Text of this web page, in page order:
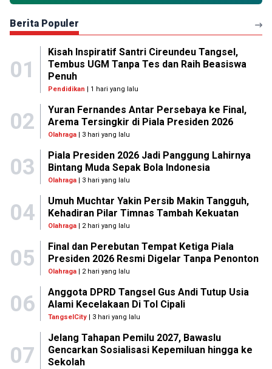
Berita Populer
01
Kisah Inspiratif Santri Cireundeu Tangsel,
Tembus UGM Tanpa Tes dan Raih Beasiswa
Penuh
Pendidikan | 1 hari yang lalu
02
Yuran Fernandes Antar Persebaya ke Final,
Arema Tersingkir di Piala Presiden 2026
Olahraga| 3 hari yang lalu
03
Piala Presiden 2026 Jadi Panggung Lahirnya
Bintang Muda Sepak Bola Indonesia
Olahraga| 3 hari yang lalu
04
Umuh Muchtar Yakin Persib Makin Tangguh,
Kehadiran Pilar Timnas Tambah Kekuatan
Olahraga| 2 hari yang lalu
05
Final dan Perebutan Tempat Ketiga Piala
Presiden 2026 Resmi Digelar Tanpa Penonton
Olahraga| 2 hari yang lalu
06
Anggota DPRD Tangsel Gus Andi Tutup Usia
Alami Kecelakaan Di Tol Cipali
TangselCity| 3 hari yang lalu
07
Jelang Tahapan Pemilu 2027, Bawaslu
Gencarkan Sosialisasi Kepemiluan hingga ke
Sekolah